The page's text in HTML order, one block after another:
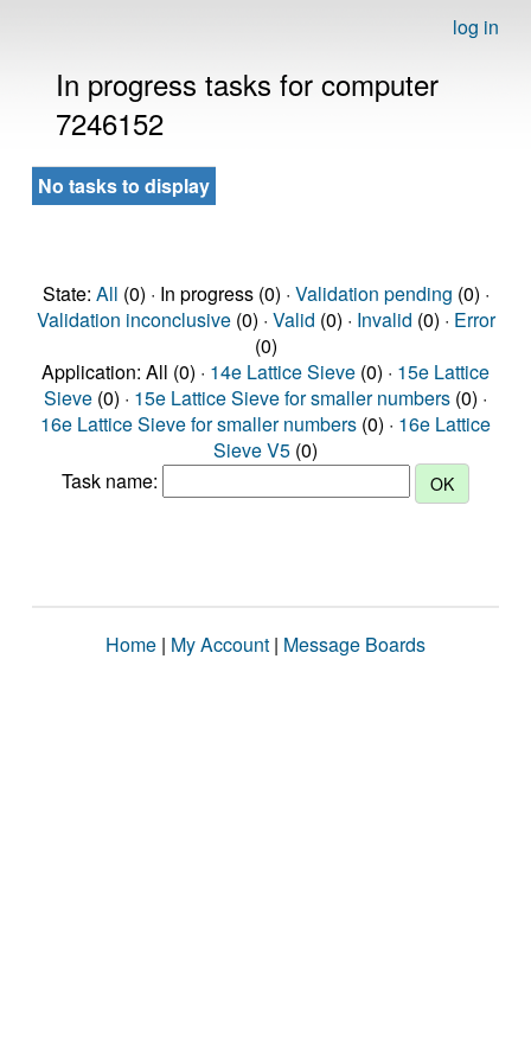
log in
In progress tasks for computer
7246152
No tasks to display
State: All (0) · In progress (0) · Validation pending (0) ·
Validation inconclusive(0) · Valid (0) · Invalid (0) · Error
(0)
Application: All (0) · 14e Lattice Sieve (0) · 15e Lattice
Sieve (0) · 15e Lattice Sieve for smaller numbers (0) ·
16e Lattice Sieve for smaller numbers (0) · 16e Lattice
Sieve V5 (0)
Task name:
Home | My Account | Message Boards